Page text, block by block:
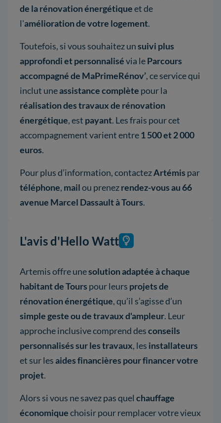
de la rénovation énergétiqueet de
l'amélioration de votre logement.
Toutefois, si vous souhaitez unsuivi plus
approfondi et personnalisévia leParcours
accompagné de MaPrimeRénov’, ce service qui
inclut uneassistance complète pour la
réalisation des travaux de rénovation
énergétique, est payant. Les frais pour cet
accompagnement varient entre1 500 et 2 000
euros.
Pour plus d’information, contactezArtémis par
téléphone, mailou prenezrendez-vous au 66
avenue Marcel Dassault à Tours.
L'avis d'Hello Watt
Artemis offre unesolution adaptée à chaque
habitant de Tours pour leurs projets de
rénovation énergétique, qu’il s’agisse d’un
simple geste ou de travaux d'ampleur. Leur
approche inclusive comprend desconseils
personnalisés sur les travaux, les installateurs
et sur lesaides financières pour financer votre
projet.
Alors si vous ne savez pas quel chauffage
économiquechoisir pour remplacer votre vieux